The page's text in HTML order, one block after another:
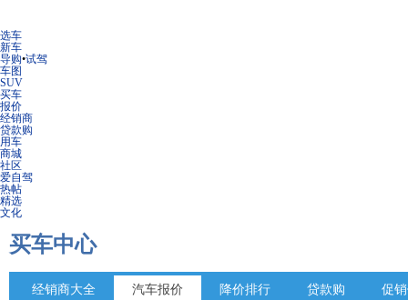
选车
新车
导购•试驾
车图
SUV
买车
报价
经销商
贷款购
用车
商城
社区
爱自驾
热帖
精选
文化
买车中心
经销商大全 汽车报价 降价排行 贷款购 促